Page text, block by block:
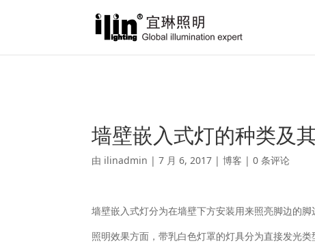
: A non-numeric value encountered in /var/www/html/
墙壁嵌入式灯的种类及
由 ilinadmin |7 月 6, 2017 |博客 |0 条评论
墙壁嵌入式灯分为在墙壁下方安装用来照亮脚边的
照明效果方面，带乳白色灯罩的灯具分为直接发光